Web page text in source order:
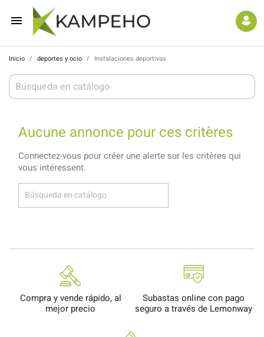

Inicio deportes y ocio Instalaciones deportivas
Aucune annonce pour ces critères
Connectez-vous pour créer une alerte sur les critères qui
vous intéressent.
Compra y vende rápido, al
mejor precio
Subastas online con pago
seguro a través de Lemonway